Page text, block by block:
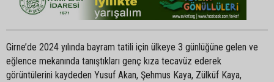
Girne’de 2024 yılında bayram tatili için ülkeye 3 günlüğüne gelen ve
eğlence mekanında tanıştıkları genç kıza tecavüz ederek
görüntülerini kaydeden Yusuf Akan, Şehmus Kaya, Zülküf Kaya,